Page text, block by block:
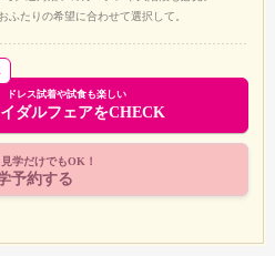
ふたりの希望に合わせて選択して。
ドレス試着や試食も楽しい
ダルフェアをCHECK
学だけでもOK！
予約する